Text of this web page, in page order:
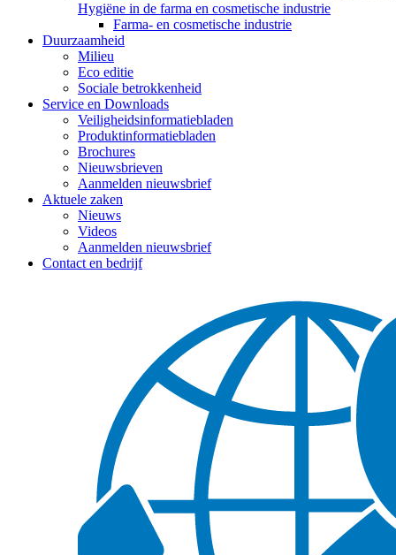
Hygiëne in de farma en cosmetische industrie
Farma- en cosmetische industrie
Duurzaamheid
Milieu
Eco editie
Sociale betrokkenheid
Service en Downloads
Veiligheidsinformatiebladen
Produktinformatiebladen
Brochures
Nieuwsbrieven
Aanmelden nieuwsbrief
Aktuele zaken
Nieuws
Videos
Aanmelden nieuwsbrief
Contact en bedrijf